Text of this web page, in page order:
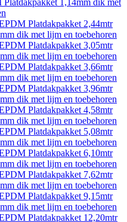
1,14mm dik met
Platdakpakket 2,44mtr
dik met lijm en toebehoren
Platdakpakket 3,05mtr
dik met lijm en toebehoren
Platdakpakket 3,66mtr
dik met lijm en toebehoren
Platdakpakket 3,96mtr
dik met lijm en toebehoren
Platdakpakket 4,58mtr
dik met lijm en toebehoren
Platdakpakket 5,08mtr
dik met lijm en toebehoren
Platdakpakket 6,10mtr
dik met lijm en toebehoren
Platdakpakket 7,62mtr
dik met lijm en toebehoren
Platdakpakket 9,15mtr
dik met lijm en toebehoren
Platdakpakket 12,20mtr